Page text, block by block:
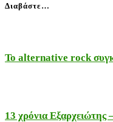
Διαβάστε…
Το alternative rock
13 χρόνια Εξαρχειώτης